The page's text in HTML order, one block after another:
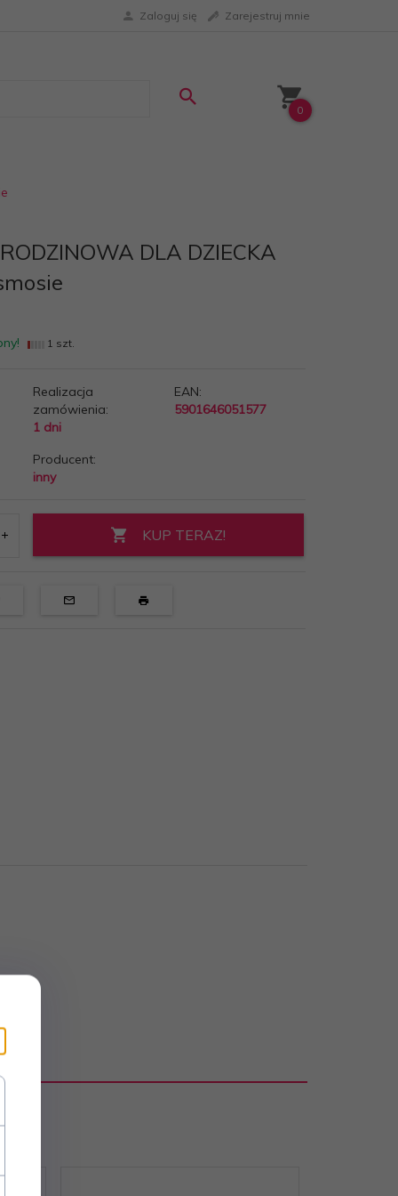
Zaloguj się Zarejestruj mnie
0
DLA DZIECKA
1 szt.
Realizacja
zamówienia:
1 dni
EAN:
5901646051577
Producent:
inny
KUP TERAZ!